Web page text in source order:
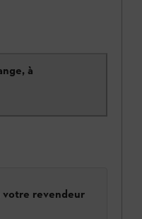
à
votre revendeur